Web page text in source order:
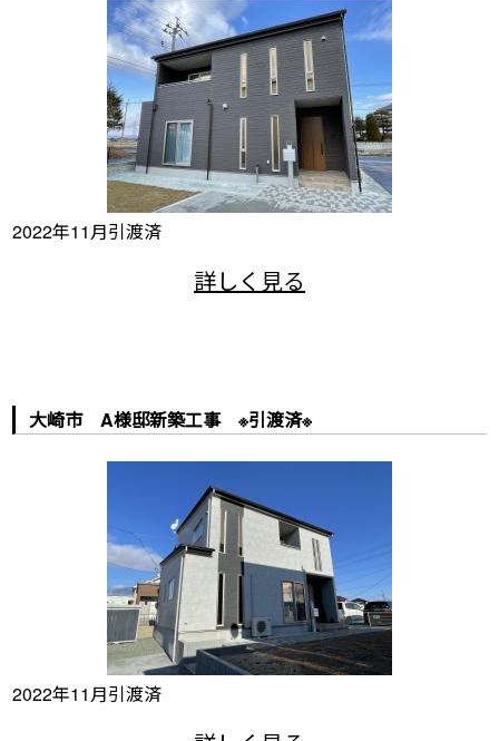
2022年11月引渡済
大崎市 A様邸新築工事 ※引渡済※
2022年11月引渡済